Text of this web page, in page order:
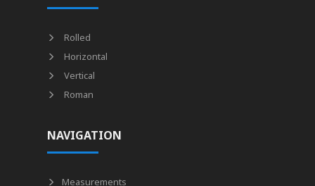
Rolled
Horizontal
Vertical
Roman
NAVIGATION
Measurements